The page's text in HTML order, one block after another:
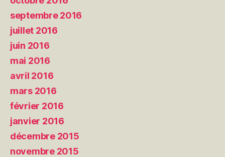
septembre 2016
juillet 2016
juin 2016
mai 2016
avril 2016
mars 2016
février 2016
janvier 2016
décembre 2015
novembre 2015